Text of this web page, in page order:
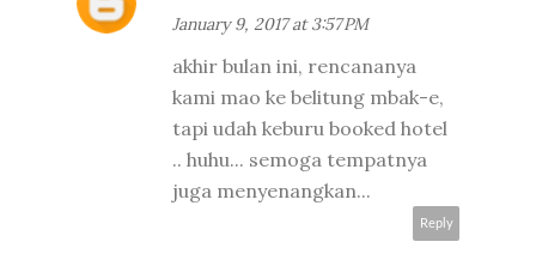
January 9, 2017 at 3:57 PM
akhir bulan ini, rencananya
kami mao ke belitung mbak-e,
tapi udah keburu booked hotel
.. huhu... semoga tempatnya
juga menyenangkan...
Reply